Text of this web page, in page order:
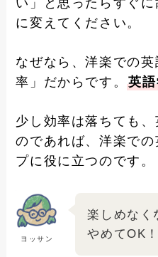
い」と思ったらすぐ
に変えてください。
なぜなら、洋楽での
率」だからです。英
少し効率は落ちても
のであれば、洋楽で
プに役に立つのです。
ヨッサン
楽しめなく
やめてOK！